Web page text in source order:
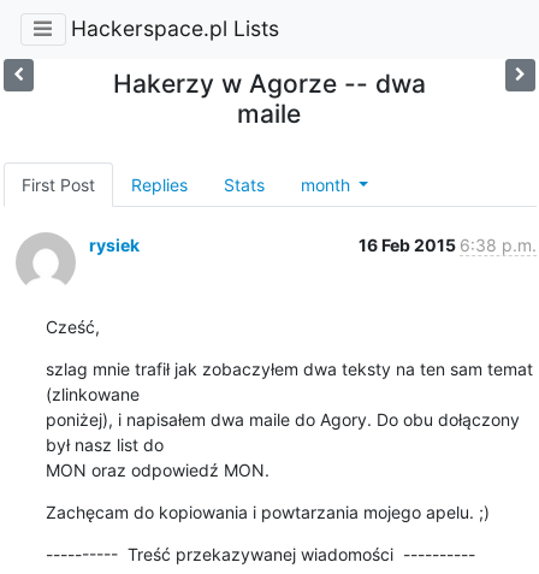
Hackerspace.pl Lists
Hakerzy w Agorze -- dwa
maile
First Post Replies Stats month
rysiek 16 Feb 2015 6:38 p.m.
Cześć,
szlag mnie trafił jak zobaczyłem dwa teksty na ten sam temat
(zlinkowane
poniżej), i napisałem dwa maile do Agory. Do obu dołączony
był nasz list do
MON oraz odpowiedź MON.
Zachęcam do kopiowania i powtarzania mojego apelu. ;)
----------  Treść przekazywanej wiadomości  ----------